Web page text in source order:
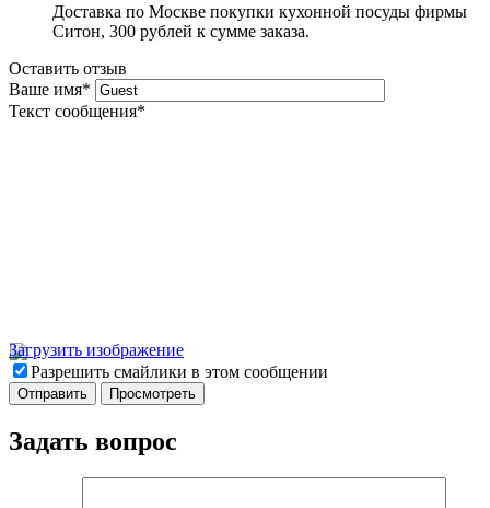
Доставка по Москве покупки кухонной посуды фирмы
Ситон, 300 рублей к сумме заказа.
Оставить отзыв
Ваше имя*
Текст сообщения*
Загрузить изображение
Разрешить смайлики в этом сообщении
Задать вопрос